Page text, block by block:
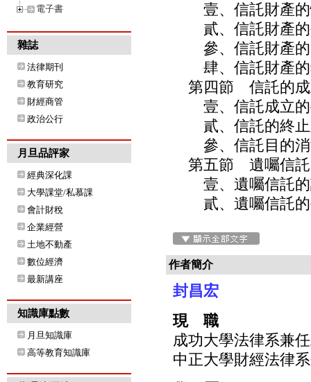
電子書
雜誌
法律期刊
教育研究
財經商管
政治公行
月旦品評家
經典深化課
大學課堂/私慕課
會計財稅
企業經營
土地不動產
數位經濟
最新講座
知識庫點數
月旦知識庫
高等教育知識庫
壹、信託財產的
貳、信託財產的
參、信託財產的
肆、信託財產的
第四節 信託的成
壹、信託成立的
貳、信託的終止
參、信託目的消
第五節 遺囑信託
壹、遺囑信託的
貳、遺囑信託的
作者簡介
封昌宏
現 職
成功大學法律系兼
中正大學財經法律